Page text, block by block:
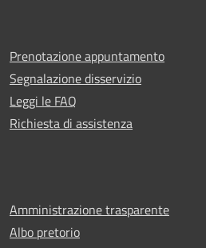
Prenotazione appuntamento
Segnalazione disservizio
Leggi le FAQ
Richiesta di assistenza
Amministrazione trasparente
Albo pretorio